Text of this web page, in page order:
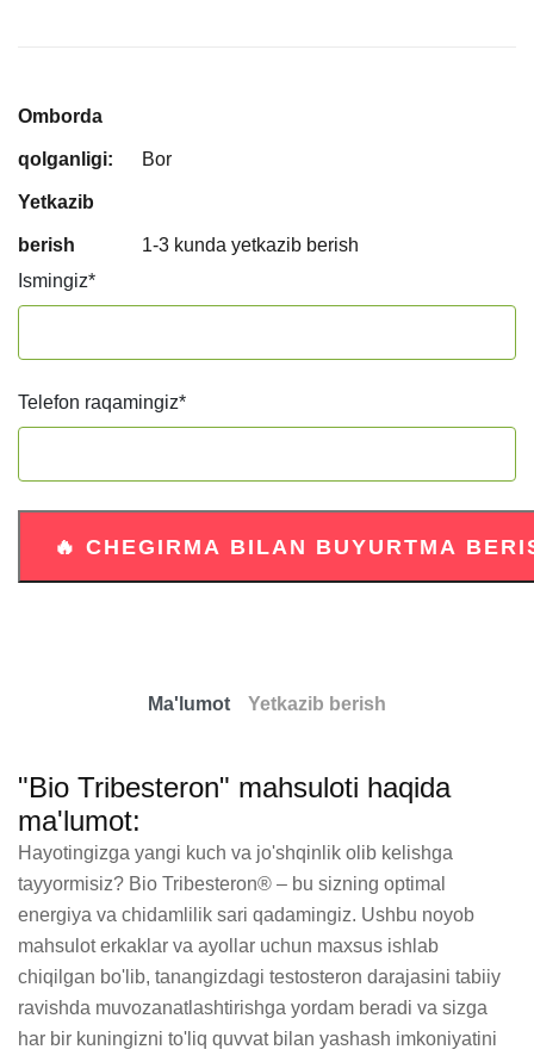
Omborda
qolganligi: Bor
Yetkazib
berish
1-3 kunda yetkazib berish
Ismingiz*
Telefon raqamingiz*
Ma'lumot Yetkazib berish
"Bio Tribesteron" mahsuloti haqida
ma'lumot:
Hayotingizga yangi kuch va jo'shqinlik olib kelishga
tayyormisiz? Bio Tribesteron® – bu sizning optimal
energiya va chidamlilik sari qadamingiz. Ushbu noyob
mahsulot erkaklar va ayollar uchun maxsus ishlab
chiqilgan bo'lib, tanangizdagi testosteron darajasini tabiiy
ravishda muvozanatlashtirishga yordam beradi va sizga
har bir kuningizni to'liq quvvat bilan yashash imkoniyatini